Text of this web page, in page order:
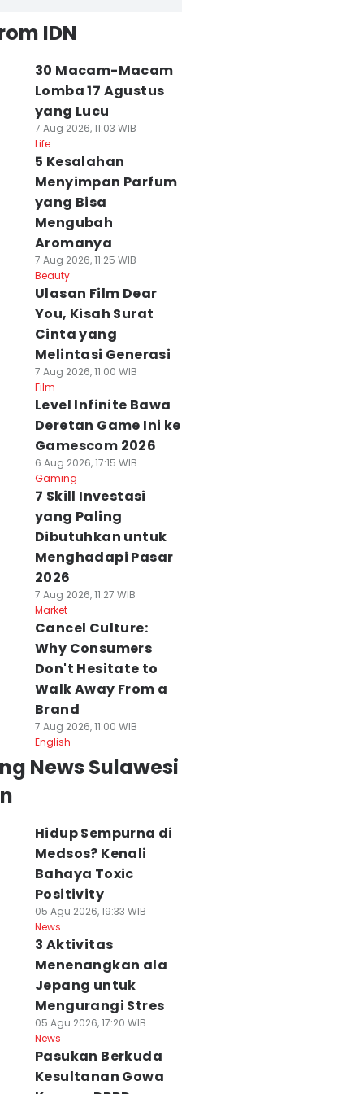
IDN
30 Macam-Macam
Lomba 17 Agustus
yang Lucu
7 Aug 2026, 11:03 WIB
Life
5 Kesalahan
Menyimpan Parfum
yang Bisa
Mengubah
Aromanya
7 Aug 2026, 11:25 WIB
Beauty
Ulasan Film Dear
You, Kisah Surat
Cinta yang
Melintasi Generasi
7 Aug 2026, 11:00 WIB
Film
Level Infinite Bawa
Deretan Game Ini ke
Gamescom 2026
6 Aug 2026, 17:15 WIB
Gaming
7 Skill Investasi
yang Paling
Dibutuhkan untuk
Menghadapi Pasar
2026
7 Aug 2026, 11:27 WIB
Market
Cancel Culture:
Why Consumers
Don't Hesitate to
Walk Away From a
Brand
7 Aug 2026, 11:00 WIB
English
News Sulawesi
Hidup Sempurna di
Medsos? Kenali
Bahaya Toxic
Positivity
05 Agu 2026, 19:33 WIB
News
3 Aktivitas
Menenangkan ala
Jepang untuk
Mengurangi Stres
05 Agu 2026, 17:20 WIB
News
Pasukan Berkuda
Kesultanan Gowa